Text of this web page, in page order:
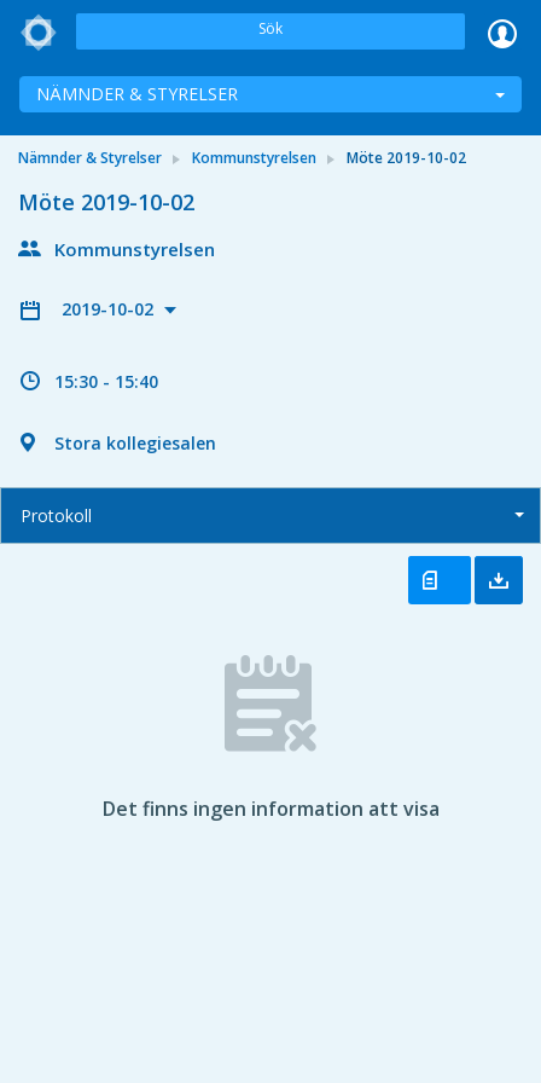
Sök
NÄMNDER & STYRELSER
Nämnder & Styrelser Kommunstyrelsen Möte 2019-10-02
Möte 2019-10-02
Kommunstyrelsen
2019-10-02
15:30 - 15:40
Stora kollegiesalen
Protokoll
Det finns ingen information att visa